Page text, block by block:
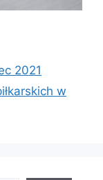
2021
w